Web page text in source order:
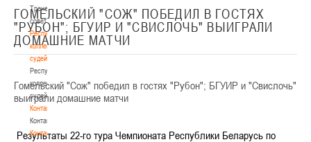
Тренерский
совет
Республиканская
коллегия
судей
Республиканская
коллегия
судей
Контакты
Контакты
Контакты
ГОМЕЛЬСКИЙ "СОЖ" ПОБЕДИЛ В ГОСТЯХ
"РУБОН"; БГУИР И "СВИСЛОЧЬ" ВЫИГРАЛИ
ДОМАШНИЕ МАТЧИ
Гомельский "Сож" победил в гостях "Рубон"; БГУИР и "Свислочь"
выиграли домашние матчи
Результаты 22-го тура Чемпионата Республики Беларусь по